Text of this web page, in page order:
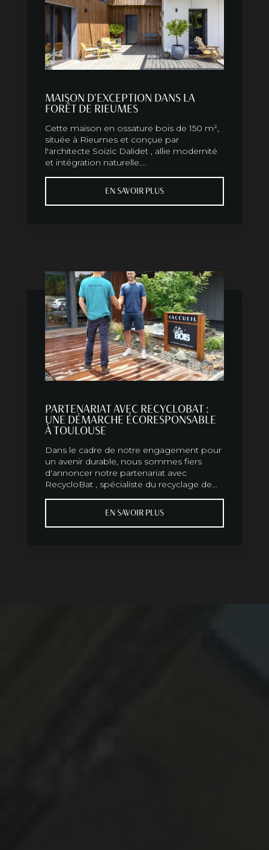
MAISON D'EXCEPTION DANS LA
FORÊT DE RIEUMES
Cette maison en ossature bois de 150 m²,
située à Rieumes et conçue par
l'architecte Soizic Dalidet , allie modernité
et intégration naturelle....
EN SAVOIR PLUS
PARTENARIAT AVEC RECYCLOBAT :
UNE DÉMARCHE ÉCORESPONSABLE
À TOULOUSE
Dans le cadre de notre engagement pour
un avenir durable, nous sommes fiers
d'annoncer notre partenariat avec
RecycloBat , spécialiste du recyclage de...
EN SAVOIR PLUS